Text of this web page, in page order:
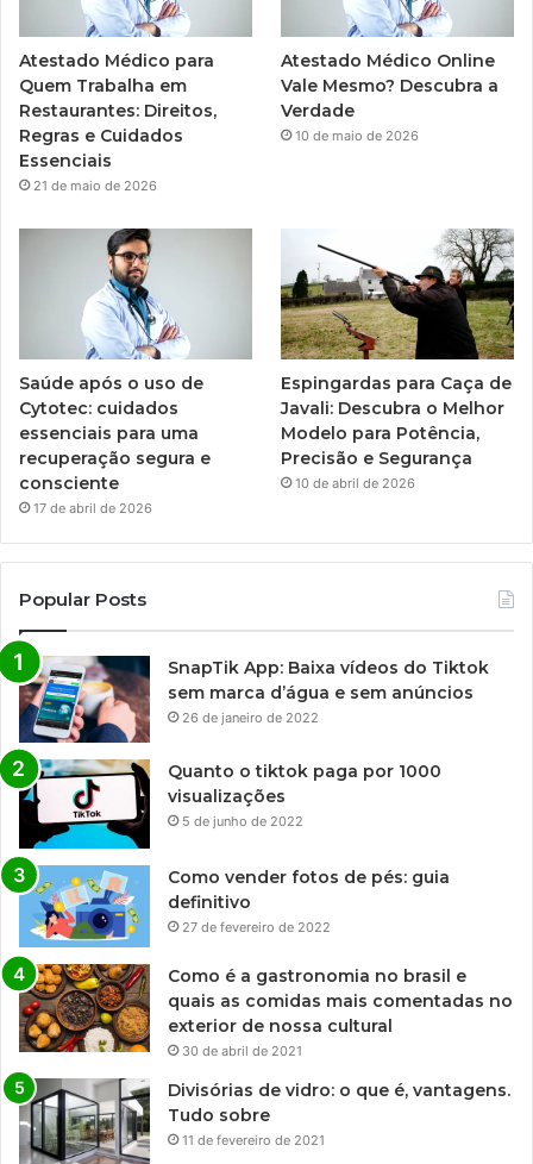
Atestado Médico para
Quem Trabalha em
Restaurantes: Direitos,
Regras e Cuidados
Essenciais
21 de maio de 2026
Atestado Médico Online
Vale Mesmo? Descubra a
Verdade
10 de maio de 2026
Saúde após o uso de
Cytotec: cuidados
essenciais para uma
recuperação segura e
consciente
17 de abril de 2026
Espingardas para Caça de
Javali: Descubra o Melhor
Modelo para Potência,
Precisão e Segurança
10 de abril de 2026
Popular Posts
SnapTik App: Baixa vídeos do Tiktok
sem marca d’água e sem anúncios
26 de janeiro de 2022
Quanto o tiktok paga por 1000
visualizações
5 de junho de 2022
Como vender fotos de pés: guia
definitivo
27 de fevereiro de 2022
Como é a gastronomia no brasil e
quais as comidas mais comentadas no
exterior de nossa cultural
30 de abril de 2021
Divisórias de vidro: o que é, vantagens.
Tudo sobre
11 de fevereiro de 2021